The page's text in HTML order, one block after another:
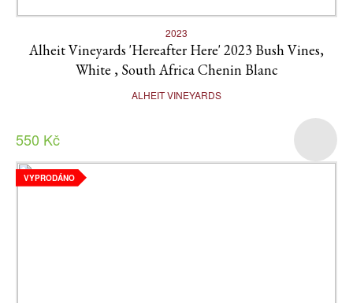
2023
Alheit Vineyards 'Hereafter Here' 2023 Bush Vines,
White , South Africa Chenin Blanc
ALHEIT VINEYARDS
550 Kč
VYPRODÁNO